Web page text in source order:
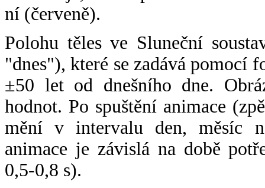
ní (červeně).
Polohu těles ve Sluneční
"dnes"), které se zadává pomocí
±50 let od dnešního dne.
hodnot. Po spuštění animace
mění v intervalu den, měsíc
animace je závislá na době
0,5-0,8 s).